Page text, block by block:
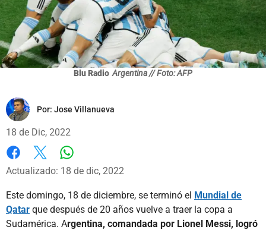
Blu Radio Argentina // Foto: AFP
Por: Jose Villanueva
18 de Dic, 2022
Facebook
X Whatsapp
Actualizado: 18 de dic, 2022
Este domingo, 18 de diciembre, se terminó el Mundial de
Qatar que después de 20 años vuelve a traer la copa a
Sudamérica. Argentina, comandada por Lionel Messi, logró